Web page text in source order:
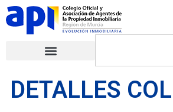
DETALLES